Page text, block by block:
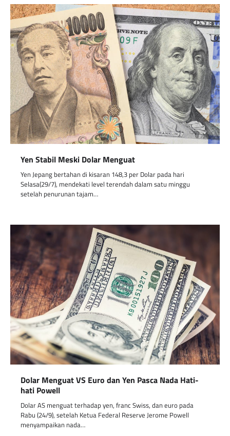
Yen Stabil Meski Dolar Menguat
Yen Jepang bertahan di kisaran 148,3 per Dolar pada hari
Selasa(29/7), mendekati level terendah dalam satu minggu
setelah penurunan tajam…
Dolar Menguat VS Euro dan Yen Pasca Nada Hati-
hati Powell
Dolar AS menguat terhadap yen, franc Swiss, dan euro pada
Rabu (24/9), setelah Ketua Federal Reserve Jerome Powell
menyampaikan nada…